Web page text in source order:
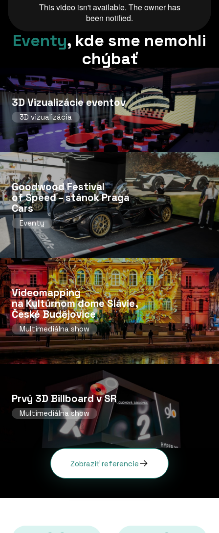
Eventy, kde sme nemohli
chýbať
3D Vizualizácie eventov
3D vizualizácia
Goodwood Festival
of Speed ​​– stánok Praga
Cars
Eventy
Videomapping
na Kultúrnom dome Slávie,
České Budějovice
Multimediálna show
Prvý 3D Billboard v SR
Multimediálna show
Zobraziť referencie